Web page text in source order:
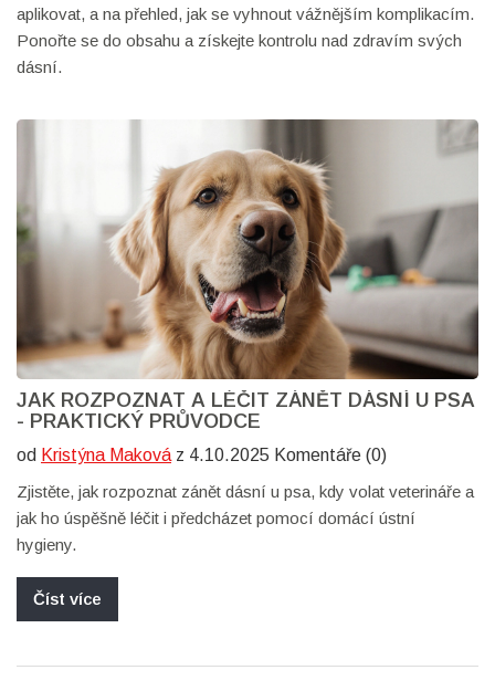
aplikovat, a na přehled, jak se vyhnout vážnějším komplikacím.
Ponořte se do obsahu a získejte kontrolu nad zdravím svých
dásní.
JAK ROZPOZNAT A LÉČIT ZÁNĚT DÁSNÍ U PSA
- PRAKTICKÝ PRŮVODCE
od Kristýna Maková z 4.10.2025 Komentáře (0)
Zjistěte, jak rozpoznat zánět dásní u psa, kdy volat veterináře a
jak ho úspěšně léčit i předcházet pomocí domácí ústní
hygieny.
Číst více